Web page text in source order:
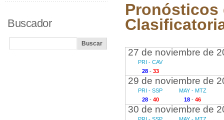
Pronósticos
27 de noviembre de
PRI - CAV
28- 33
29 de noviembre de
PRI - SSP
28- 40
MAY - MTZ
18 - 46
30 de noviembre de
Buscador